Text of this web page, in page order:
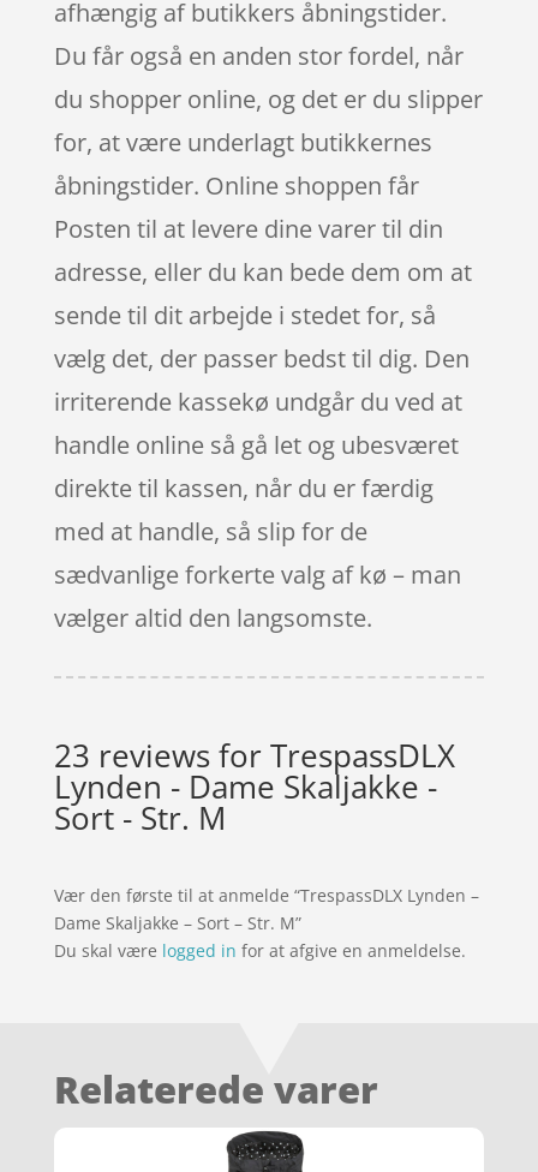
afhængig af butikkers åbningstider.
Du får også en anden stor fordel, når
du shopper online, og det er du slipper
for, at være underlagt butikkernes
åbningstider. Online shoppen får
Posten til at levere dine varer til din
adresse, eller du kan bede dem om at
sende til dit arbejde i stedet for, så
vælg det, der passer bedst til dig. Den
irriterende kassekø undgår du ved at
handle online så gå let og ubesværet
direkte til kassen, når du er færdig
med at handle, så slip for de
sædvanlige forkerte valg af kø – man
vælger altid den langsomste.
23 reviews forTrespassDLX
Lynden - Dame Skaljakke -
Sort - Str. M
Vær den første til at anmelde “TrespassDLX Lynden –
Dame Skaljakke – Sort – Str. M”
Du skal være logged in for at afgive en anmeldelse.
Relaterede varer